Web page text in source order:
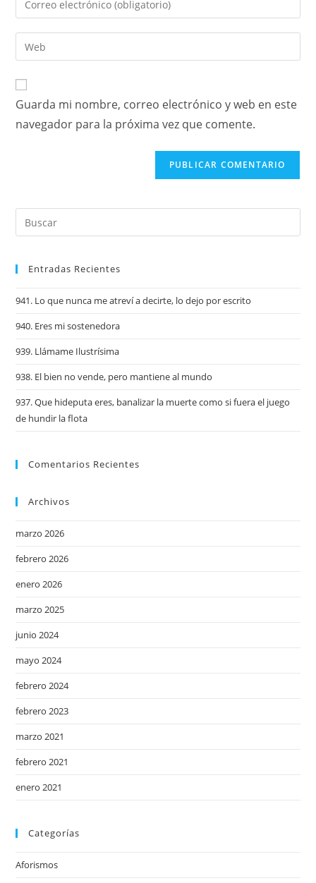
Guarda mi nombre, correo electrónico y web en este
navegador para la próxima vez que comente.
Entradas Recientes
941. Lo que nunca me atreví a decirte, lo dejo por escrito
940. Eres mi sostenedora
939. Llámame Ilustrísima
938. El bien no vende, pero mantiene al mundo
937. Que hideputa eres, banalizar la muerte como si fuera el juego
de hundir la flota
Comentarios Recientes
Archivos
marzo 2026
febrero 2026
enero 2026
marzo 2025
junio 2024
mayo 2024
febrero 2024
febrero 2023
marzo 2021
febrero 2021
enero 2021
Categorías
Aforismos